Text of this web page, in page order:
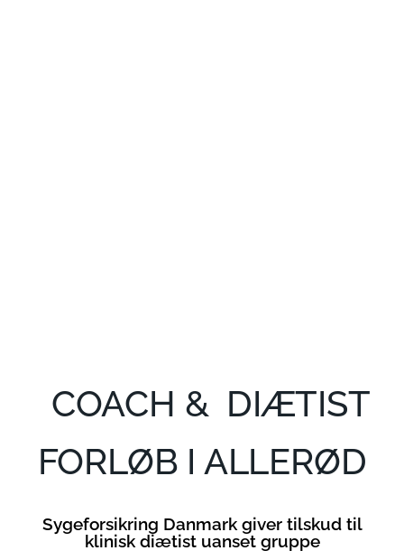
COACH & DIÆTIST
FORLØB I ALLERØD
Sygeforsikring Danmark giver tilskud til
klinisk diætist uanset gruppe